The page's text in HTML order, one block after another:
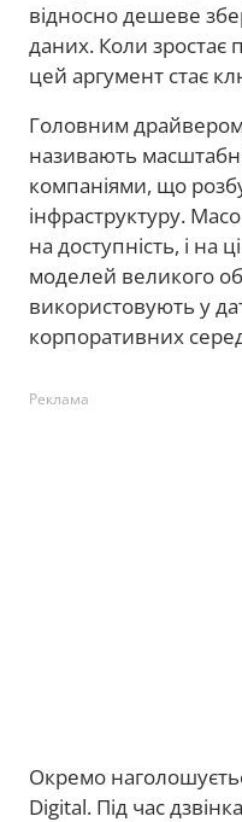
відносно дешеве
даних. Коли зростає
цей аргумент стає
Головним
називають
компаніями, що
інфраструктуру.
на доступність, і на
моделей великого
використовують у
корпоративних
Реклама
Окремо
Digital. Під час